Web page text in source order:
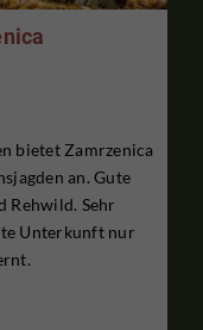
bietet Zamrzenica
an. Gute
Rehwild. Sehr
Unterkunft nur